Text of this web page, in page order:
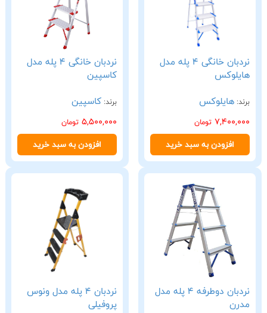
نردبان خانگی 4 پله مدل
هایلوکس
برند: هایلوکس
7,400,000 تومان
افزودن به سبد خرید
نردبان خانگی 4 پله مدل
کاسپین
برند: کاسپین
5,500,000 تومان
افزودن به سبد خرید
نردبان دوطرفه 4 پله مدل
مدرن
نردبان 4 پله مدل ونوس
پروفیلی